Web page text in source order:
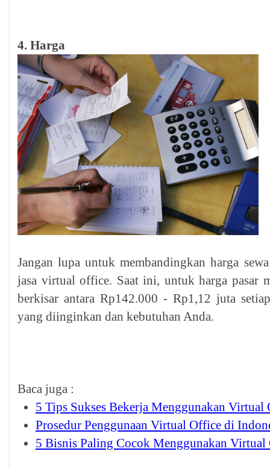
4. Harga
Jangan lupa untuk membandingkan harga
jasa virtual office. Saat ini, untuk harga pasar
berkisar antara Rp142.000 - Rp1,12 juta
yang diinginkan dan kebutuhan Anda.
Baca juga :
5 Tips Sukses Bekerja Menggunakan Virtual
Prosedur Penggunaan Virtual Office di
5 Bisnis Paling Cocok Menggunakan Virtual